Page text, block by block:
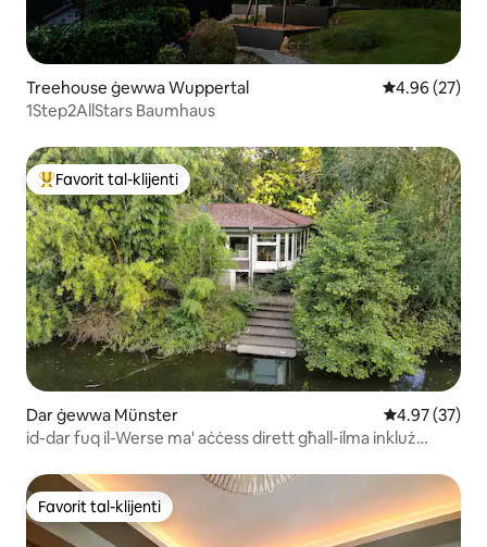
Treehouse ġewwa Wuppertal Rating medju
4.96 (27)
1Step2AllStars Baumhaus
Wieħed mill-aqwa favoriti tal-klijenti
Favorit tal-klijenti
Dar ġewwa Münster Rating
4.97 (37)
id-dar fuq il-Werse ma' aċċess dirett għall-ilma inkluż
Favorit tal-klijenti
Favorit tal-klijenti